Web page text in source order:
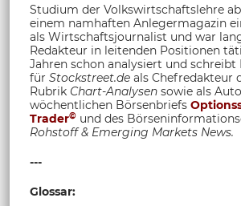
Studium der Volkswirtschaftslehre
einem namhaften Anlegermagazin
als Wirtschaftsjournalist und war
Redakteur in leitenden Positionen
Jahren schon analysiert und schreibt
für Stockstreet.de als Chefredakteur
Rubrik Chart-Analysen sowie als
wöchentlichen Börsenbriefs
Trader© und des
Rohstoff & Emerging Markets News.
---
Glossar: